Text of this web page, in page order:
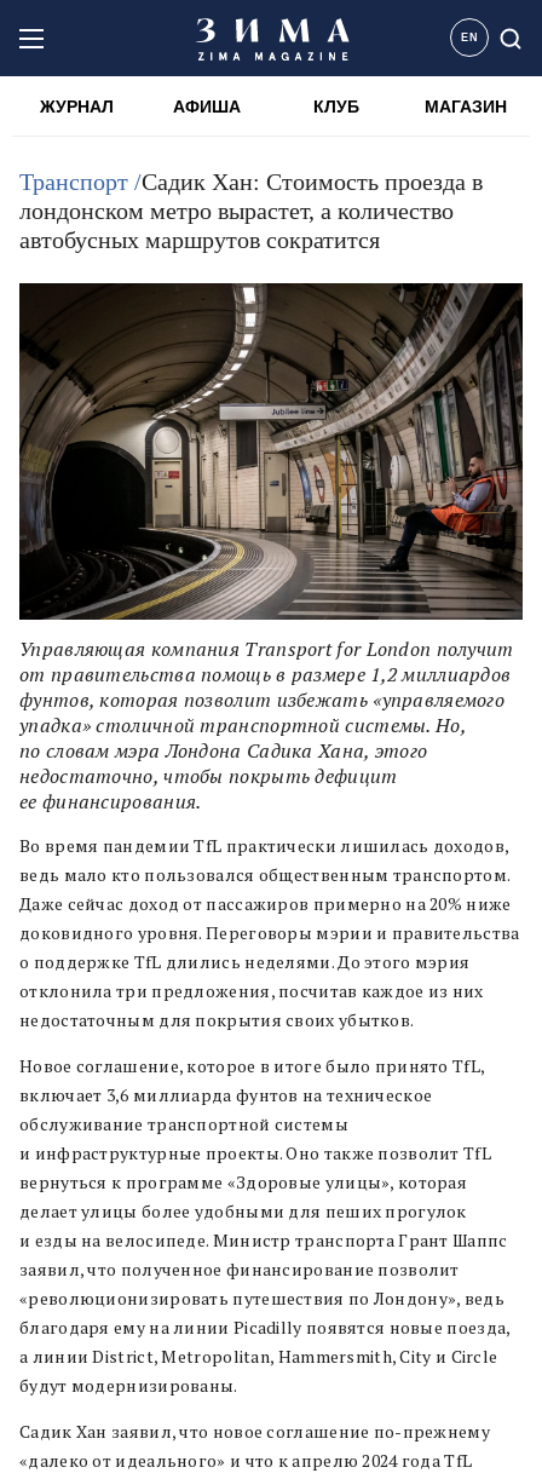
EN
ЖУРНАЛ АФИША КЛУБ МАГАЗИН
Транспорт /Садик Хан: Стоимость проезда в
лондонском метро вырастет, а количество
автобусных маршрутов сократится
Управляющая компания Transport for London получит
от правительства помощь в размере 1,2 миллиардов
фунтов, которая позволит избежать «управляемого
упадка» столичной транспортной системы. Но,
по словам мэра Лондона Садика Хана, этого
недостаточно, чтобы покрыть дефицит
ее финансирования.
Во время пандемии TfL практически лишилась доходов,
ведь мало кто пользовался общественным транспортом.
Даже сейчас доход от пассажиров примерно на 20% ниже
доковидного уровня. Переговоры мэрии и правительства
о поддержке TfL длились неделями. До этого мэрия
отклонила три предложения, посчитав каждое из них
недостаточным для покрытия своих убытков.
Новое соглашение, которое в итоге было принято TfL,
включает 3,6 миллиарда фунтов на техническое
обслуживание транспортной системы
и инфраструктурные проекты. Оно также позволит TfL
вернуться к программе «Здоровые улицы», которая
делает улицы более удобными для пеших прогулок
и езды на велосипеде. Министр транспорта Грант Шаппс
заявил, что полученное финансирование позволит
«революционизировать путешествия по Лондону», ведь
благодаря ему на линии Picadilly появятся новые поезда,
а линии District, Metropolitan, Hammersmith, City и Circle
будут модернизированы.
Садик Хан заявил, что новое соглашение по-прежнему
«далеко от идеального» и что к апрелю 2024 года TfL